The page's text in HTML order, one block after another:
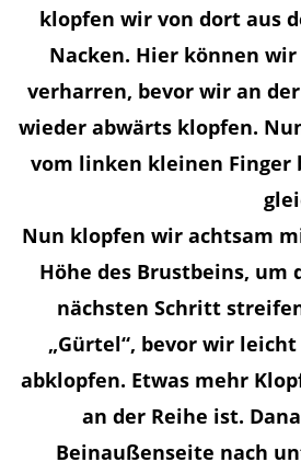
klopfen wir von dort aus
Nacken. Hier können
verharren, bevor wir an
wieder abwärts klopfen.
vom linken kleinen Finger
Nun klopfen wir achtsam
Höhe des Brustbeins, um
nächsten Schritt
„Gürtel“, bevor wir
abklopfen. Etwas mehr
an der Reihe ist.
Beinaußenseite nach